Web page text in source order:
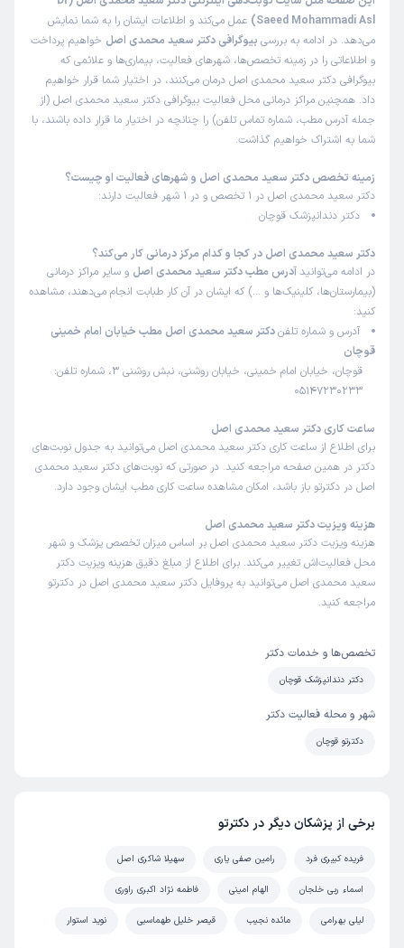
Saeed Mohammadi Asl)
عمل می‌کند و اطلاعات ایشان را به شما نمایش
می‌دهد. در ادامه به بررسی بیوگرافی دکتر سعید محمدی اصل خواهیم پرداخت
و اطلاعاتی را در زمینه تخصص‌ها، شهرهای فعالیت، بیماری‌ها و علائمی که
بیوگرافی دکتر سعید محمدی اصل درمان می‌کنند، در اختیار شما قرار خواهیم
داد. همچنین مراکز درمانی محل فعالیت بیوگرافی دکتر سعید محمدی اصل (از
جمله آدرس مطب، شماره تماس تلفن) را چنانچه در اختیار ما قرار داده باشند، با
شما به اشتراک خواهیم گذاشت.
زمینه تخصص دکتر سعید محمدی اصل و شهرهای فعالیت او چیست؟
دکتر سعید محمدی اصل در 1 تخصص و در 1 شهر فعالیت دارند:
دکتر دندانپزشک قوچان
دکتر سعید محمدی اصل در کجا و کدام مرکز درمانی کار می‌کند؟
در ادامه می‌توانید آدرس مطب دکتر سعید محمدی اصل و سایر مراکز درمانی
(بیمارستان‌ها، کلینیک‌ها و …) که ایشان در آن کار طبابت انجام می‌دهند، مشاهده
کنید:
آدرس و شماره تلفندکتر سعید محمدی اصل مطب خیابان امام خمینی
قوچان
قوچان، خیابان امام خمینی، خیابان روشنی، نبش روشنی 3، شماره تلفن:
05147230233
ساعت کاری دکتر سعید محمدی اصل
برای اطلاع از ساعت کاری دکتر سعید محمدی اصل می‌توانید به جدول نوبت‌های
دکتر در همین صفحه مراجعه کنید. در صورتی که نوبت‌های دکتر سعید محمدی
اصل در دکترتو باز باشد، امکان مشاهده ساعت کاری مطب ایشان وجود دارد.
هزینه ویزیت دکتر سعید محمدی اصل
هزینه ویزیت دکتر سعید محمدی اصل بر اساس میزان تخصص پزشک و شهر
محل فعالیت‌اش تغییر می‌کند. برای اطلاع از مبلغ دقیق هزینه ویزیت دکتر
سعید محمدی اصل می‌توانید به پروفایل دکتر سعید محمدی اصل در دکترتو
مراجعه کنید.
تخصص‌ها و خدمات دکتر
دکتر دندانپزشک قوچان
شهر و محله فعالیت دکتر
دکترتو قوچان
برخی از پزشکان دیگر در دکترتو
فریده کبیری فرد رامین صفی یاری سهیلا شاکری اصل
اسماء ربی خلجان الهام امینی فاطمه نژاد اکبری راوری
لیلی بهرامی مائده نجیب قیصر خلیل طهماسبی نوید استوار